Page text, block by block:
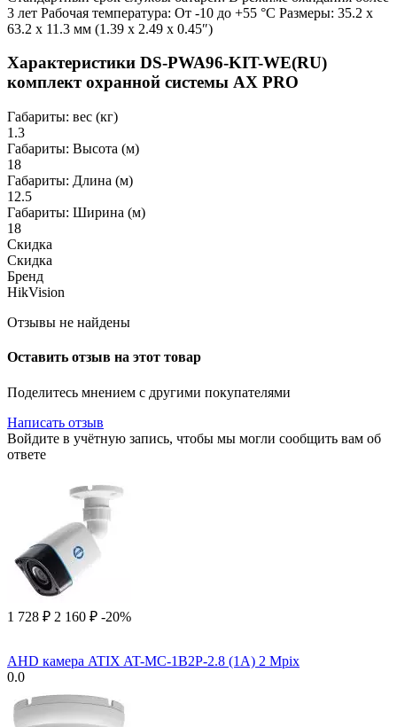
3 лет Рабочая температура: От -10 до +55 °C Размеры: 35.2 x
63.2 x 11.3 мм (1.39 x 2.49 x 0.45″)
Характеристики DS-PWA96-KIT-WE(RU)
комплект охранной системы AX PRO
Габариты: вес (кг)
1.3
Габариты: Высота (м)
18
Габариты: Длина (м)
12.5
Габариты: Ширина (м)
18
Скидка
Скидка
Бренд
HikVision
Отзывы не найдены
Оставить отзыв на этот товар
Поделитесь мнением с другими покупателями
Написать отзыв
Войдите в учётную запись, чтобы мы могли сообщить вам об
ответе
1 728 ₽ 2 160 ₽ -20%
AHD камера ATIX AT-MC-1B2P-2.8 (1A) 2 Mpix
0.0